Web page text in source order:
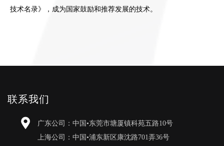
技术名录》，成为国家鼓励和推荐发展的技术。
联系我们
广东公司：中国•东莞市塘厦镇科苑五路10号
上海公司：中国•浦东新区康沈路701弄36号